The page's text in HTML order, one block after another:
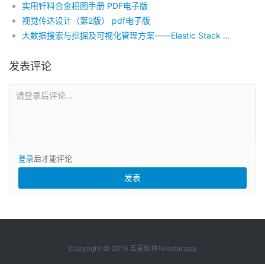
实用钎料合金相图手册 PDF电子版
视觉传达设计（第2版） pdf电子版
大数据搜索与挖掘及可视化管理方案——Elastic Stack 6：Elasticsearch、Logstash、Kibana、X-Pack、Beats（第4版）PDF 电子版
发表评论
请登录后评论...
登录后才能评论
Copyright © 2019 五星软件fivestar.app